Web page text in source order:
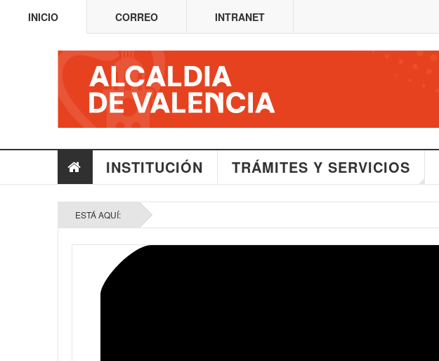
INICIO CORREO INTRANET
INSTITUCIÓN TRÁMITES Y SERVICIOS
ESTÁ AQUÍ: